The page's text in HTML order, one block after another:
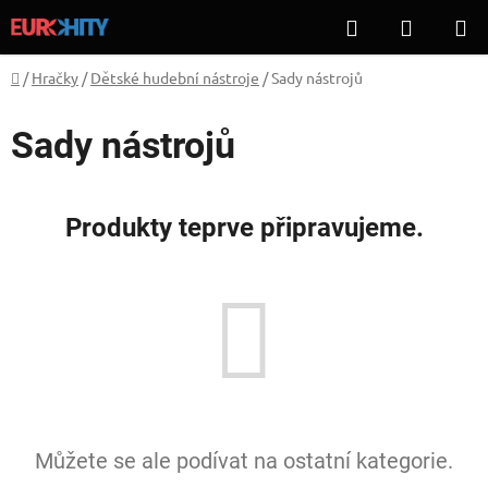
na
obsah
Hledat
KOŠÍK
Domů
/ Hračky / Dětské hudební nástroje /Sady nástrojů
Sady nástrojů
Produkty teprve připravujeme.
Můžete se ale podívat na ostatní kategorie.